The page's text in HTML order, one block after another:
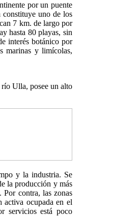
por un puente
uno de los
7 km. de largo por
hasta 80 playas, sin
interés botánico por
marinas y limícolas,
Ulla, posee un alto
y la industria. Se
la producción y más
Por contra, las zonas
activa ocupada en el
servicios está poco